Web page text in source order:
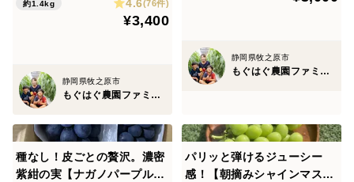
出汁の旨みをお楽しみください。
※栄養と旨みをまるごと入れ込んだ品となる為、自然薯
の皮の一部や魚の皮が入っておりますが、ご心配なくお
召し上がりください。
※品質保持のため容器の蓋がきつくなっております。は
がす時の勢いでこぼれる場合がございますので、十分ご
注意ください。
約1.4kg 4.6(76件)
¥3,400
静岡県牧之原市
もぐはぐ農園ファミリー
静岡県牧之原市
もぐはぐ農園ファミリー
種なし！皮ごとの贅沢。濃密
紫紺の実【ナガノパープル】
パリッと弾けるジューシー
感！【朝摘みシャインマスカ